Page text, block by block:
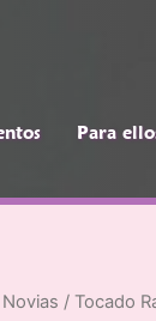
Para
Novias / Tocado